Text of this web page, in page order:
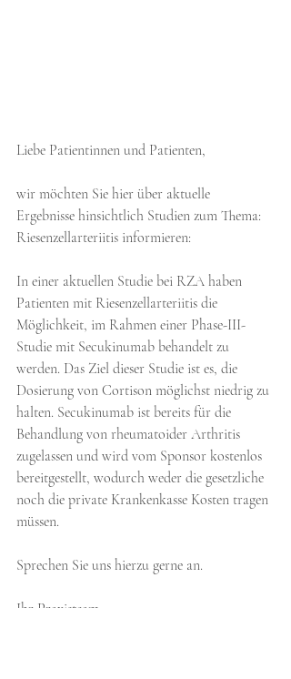
Liebe Patientinnen und Patienten,
wir möchten Sie hier über aktuelle
Ergebnisse hinsichtlich Studien zum Thema:
Riesenzellarteriitis informieren:
In einer aktuellen Studie bei RZA haben
Patienten mit Riesenzellarteriitis die
Möglichkeit, im Rahmen einer Phase-III-
Studie mit Secukinumab behandelt zu
werden. Das Ziel dieser Studie ist es, die
Dosierung von Cortison möglichst niedrig zu
halten. Secukinumab ist bereits für die
Behandlung von rheumatoider Arthritis
zugelassen und wird vom Sponsor kostenlos
bereitgestellt, wodurch weder die gesetzliche
noch die private Krankenkasse Kosten tragen
müssen.
Sprechen Sie uns hierzu gerne an.
Ihr Praxisteam